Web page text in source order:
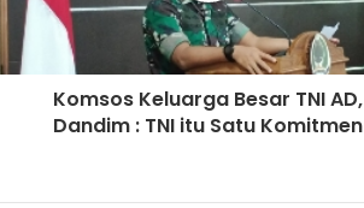
Komsos Keluarga Besar TNI AD,
Dandim : TNI itu Satu Komitmen